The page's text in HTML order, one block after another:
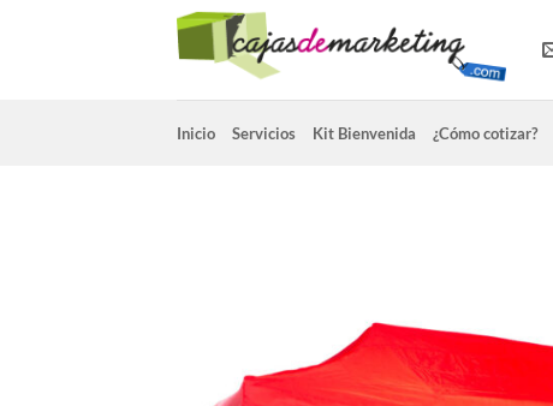
Inicio Servicios Kit Bienvenida ¿Cómo cotizar?